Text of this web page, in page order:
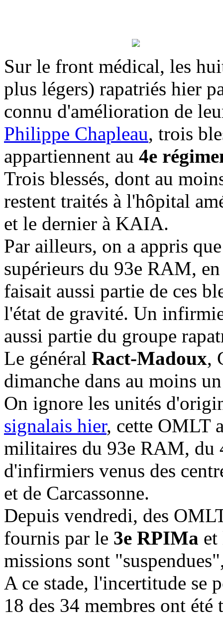
Sur le front médical, les
plus légers) rapatriés hier
connu d'amélioration de
Philippe Chapleau, trois
appartiennent au 4e
Trois blessés, dont au
restent traités à l'hôpital
et le dernier à KAIA.
Par ailleurs, on a appris
supérieurs du 93e RAM,
faisait aussi partie de ces
l'état de gravité. Un
aussi partie du groupe
Le général Ract-Madoux,
dimanche dans au moins
On ignore les unités
signalais hier, cette OMLT
militaires du 93e RAM, du
d'infirmiers venus des
et de Carcassonne.
Depuis vendredi, des
fournis par le 3e RPIMa
missions sont
A ce stade, l'incertitude se
18 des 34 membres ont été